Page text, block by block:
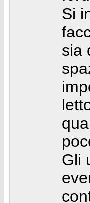
Si
sia
Gli